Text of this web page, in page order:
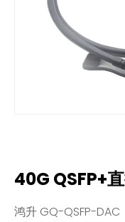
40G QSFP+
鸿升 GQ-QSFP-DAC